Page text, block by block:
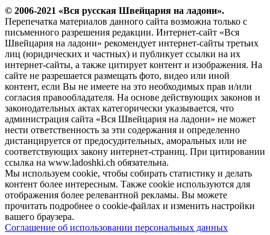
© 2006-2021 «Вся русская Швейцария на ладони».
Перепечатка материалов данного сайта возможна только с
письменного разрешения редакции. Интернет-сайт «Вся
Швейцария на ладони» рекомендует интернет-сайты третьих
лиц (юридических и частных) и публикует ссылки на их
интернет-сайты, а также цитирует контент и изображения. На
сайте не разрешается размещать фото, видео или иной
контент, если Вы не имеете на это необходимых прав и/или
согласия правообладателя. На основе действующих законов и
законодательных актах категорически указывается, что
администрация сайта «Вся Швейцария на ладони» не может
нести ответственность за эти содержания и определенно
дистанцируется от предосудительных, аморальных или не
соответствующих закону интернет-страниц. При цитировании
ссылка на www.ladoshki.ch обязательна.
Мы используем cookie, чтобы собирать статистику и делать
контент более интересным. Также cookie используются для
отображения более релевантной рекламы. Вы можете
прочитать подробнее о cookie-файлах и изменить настройки
вашего браузера.
Соглашение об использовании персональных данных